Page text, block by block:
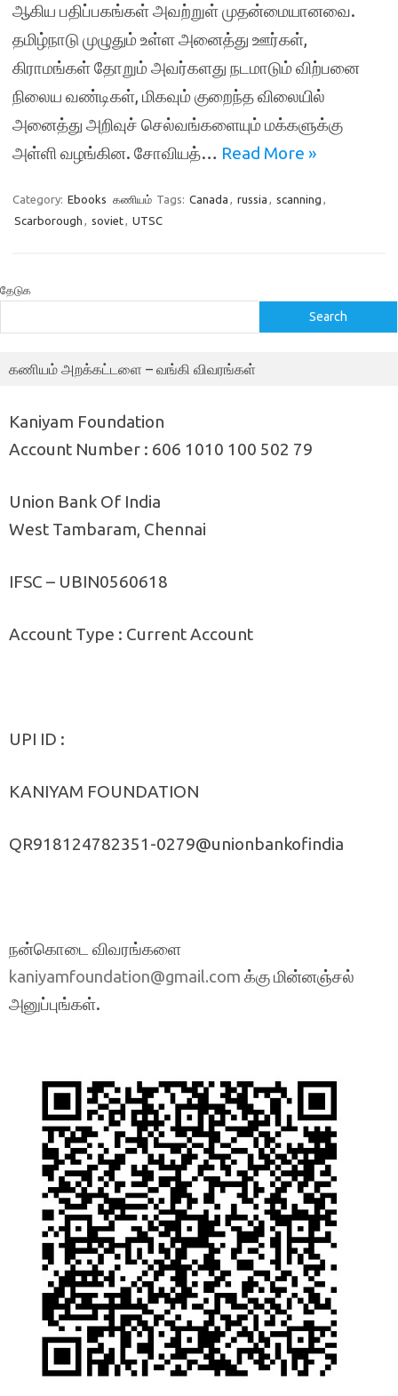
ஆகிய பதிப்பகங்கள் அவற்றுள் முதன்மையானவை.
தமிழ்நாடு முழுதும் உள்ள அனைத்து ஊர்கள்,
கிராமங்கள் தோறும் அவர்களது நடமாடும் விற்பனை
நிலைய வண்டிகள், மிகவும் குறைந்த விலையில்
அனைத்து அறிவுச் செல்வங்களையும் மக்களுக்கு
அள்ளி வழங்கின. சோவியத்… Read More »
Category: Ebooks கணியம் Tags: Canada , russia , scanning ,
Scarborough , soviet, UTSC
தேடுக
Search
கணியம் அறக்கட்டளை – வங்கி விவரங்கள்
Kaniyam Foundation
Account Number : 606 1010 100 502 79
Union Bank Of India
West Tambaram, Chennai
IFSC – UBIN0560618
Account Type : Current Account
UPI ID :
KANIYAM FOUNDATION
QR918124782351-0279@unionbankofindia
நன்கொடை விவரங்களை
kaniyamfoundation@gmail.com க்கு மின்னஞ்சல்
அனுப்புங்கள்.